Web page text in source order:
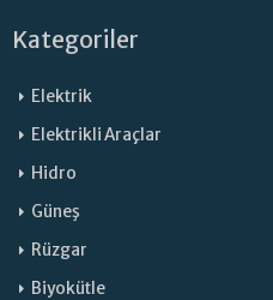
Kategoriler
Elektrik
Elektrikli Araçlar
Hidro
Güneş
Rüzgar
Biyokütle